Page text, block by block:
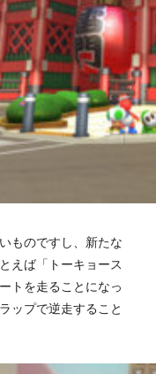
ものですし、新たな
えば「トーキョース
トを走ることになっ
ップで逆走すること